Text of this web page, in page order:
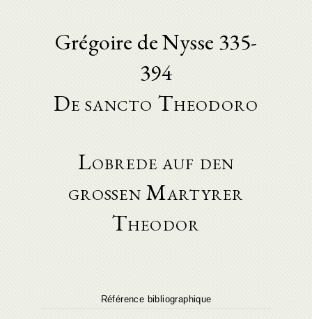
Grégoire de Nysse 335-
394
De sancto Theodoro
Lobrede auf den
großen Martyrer
Theodor
Référence bibliographique